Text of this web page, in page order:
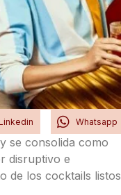
Whatsapp
se consolida como
disruptivo e
de los cocktails listos